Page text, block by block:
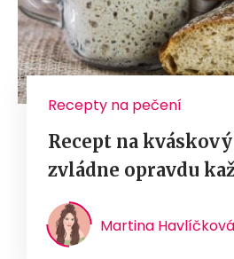
Recepty na pečení
Recept na
zvládne opravdu
Martina Havlíčková